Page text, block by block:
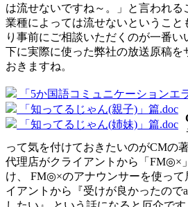
は流せないですね～。」と言われる
業種によっては流せないということ
り事前にご相談いただくのが一番い
下に実際に使った弊社の放送原稿を
おきますね。
「5か国語コミュニケーションエ
「知ってるじゃん(親子)」篇.doc
「知ってるじゃん(姉妹)」篇.doc
って気を付けておきたいのがCMの
代理店がクライアントから「FM◎×
け、 FM◎×のアナウンサーを使って
イアントから『受けが良かったので